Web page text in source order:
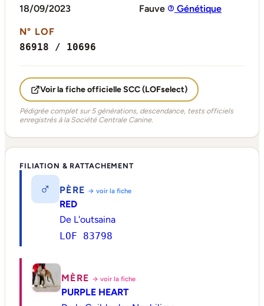
18/09/2023
Fauve
Génétique
N° LOF
86918 / 10696
Voir la fiche officielle SCC (LOFselect)
Pédigrée complet sur 5 générations, descendance, tests officiels
enregistrés à la Société Centrale Canine.
FILIATION & RATTACHEMENT
♂ PÈRE → voir la fiche
RED
De L'outsaina
LOF 83798
MÈRE → voir la fiche
PURPLE HEART